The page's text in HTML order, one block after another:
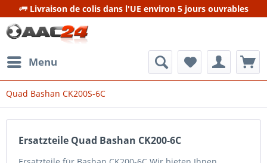
Livraison de colis dans l'UE environ 5 jours ouvrables
Menu
Quad Bashan CK200S-6C
Ersatzteile Quad Bashan CK200-6C